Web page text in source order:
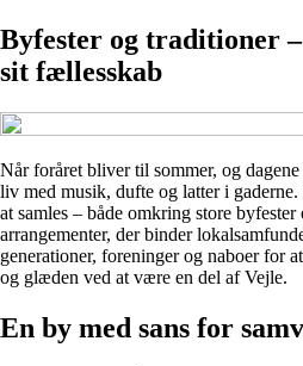
Byfester og traditioner
sit fællesskab
Når foråret bliver til sommer, og
liv med musik, dufte og latter i
at samles – både omkring store
arrangementer, der binder
generationer, foreninger og naboer for
og glæden ved at være en del af Vejle.
En by med sans for